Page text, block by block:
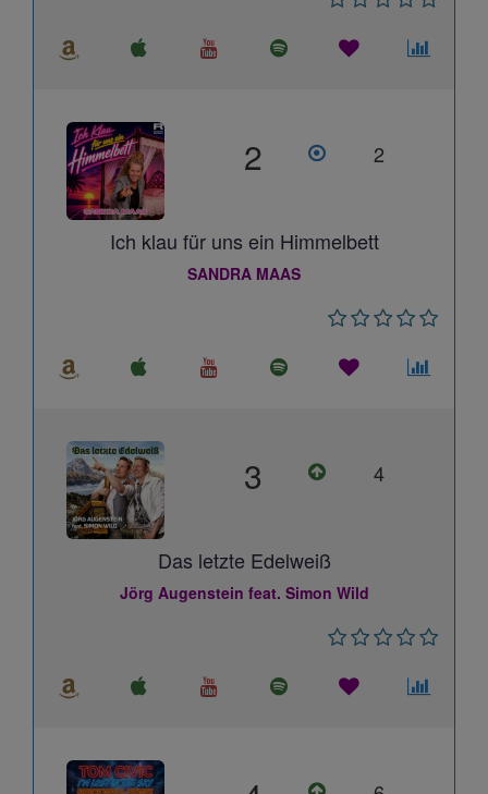
2 2
Ich klau für uns ein Himmelbett
SANDRA MAAS
3 4
Das letzte Edelweiß
Jörg Augenstein feat. Simon Wild